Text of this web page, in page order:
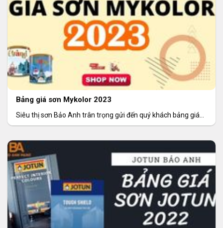
Bảng giá sơn Mykolor 2023
Siêu thị sơn Bảo Anh trân trọng gửi đến quý khách bảng giá
sơn Mykolor